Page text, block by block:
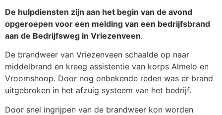
De hulpdiensten zijn aan het begin van de avond
opgeroepen voor een melding van een bedrijfsbrand
aan de Bedrijfsweg in Vriezenveen.
De brandweer van Vriezenveen schaalde op naar
middelbrand en kreeg assistentie van korps Almelo en
Vroomshoop. Door nog onbekende reden was er brand
uitgebroken in het afzuig systeem van het bedrijf.
Door snel ingrijpen van de brandweer kon worden